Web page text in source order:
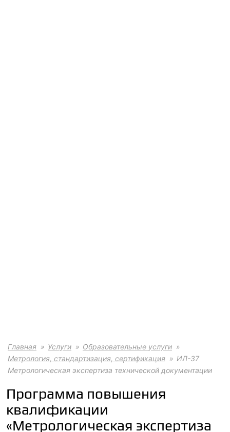
Главная Услуги
Образовательные услуги
Метрология, стандартизация, сертификация
ИЛ-37
Метрологическая экспертиза технической документации
Программа повышения
квалификации
«Метрологическая экспертиза